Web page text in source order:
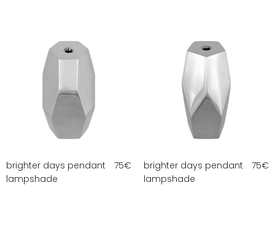
brighter days pendant
lampshade
75€
brighter days pendant
lampshade
75€